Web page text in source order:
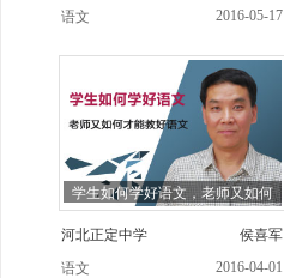
语文
2016-05-17
学生如何学好语文，老师又如何
河北正定中学
侯喜军
语文
2016-04-01